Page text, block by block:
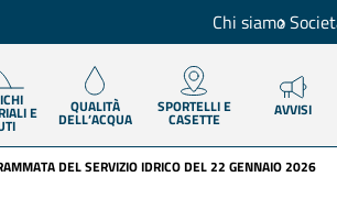
Chi siamo
E QUALITÀ
DELL’ACQUA
SPORTELLI E
CASETTE AVVISI
DEL SERVIZIO IDRICO DEL 22 GENNAIO 2026